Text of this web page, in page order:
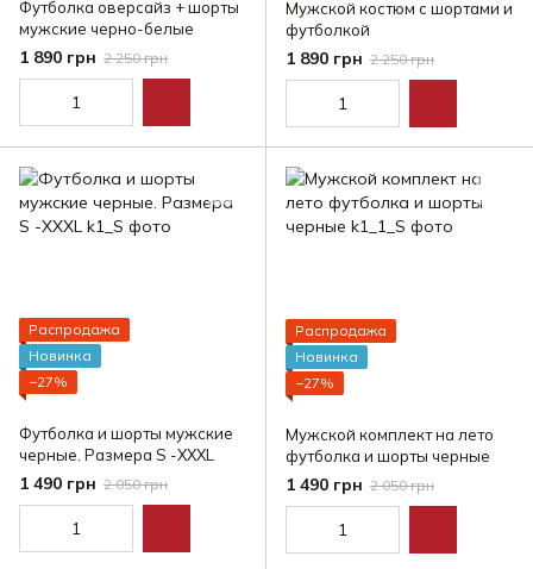
Футболка оверсайз + шорты
мужские черно-белые
1 890 грн 2 250 грн
Мужской костюм с шортами и
футболкой
1 890 грн 2 250 грн
Распродажа
Новинка
−27%
Футболка и шорты мужские
черные. Размера S -XXXL
1 490 грн 2 050 грн
Распродажа
Новинка
−27%
Мужской комплект на лето
футболка и шорты черные
1 490 грн 2 050 грн